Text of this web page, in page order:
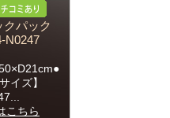
クパック
N0247
イズ】
こちら